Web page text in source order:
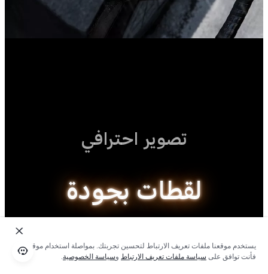
تصوير احترافي
لقطات بجودة
تصوير الإستوديو
يستخدم موقعنا ملفات تعريف الارتباط لتحسين تجربتك. بمواصلة استخدام موقعنا؛
فأنت توافق على سياسة ملفات تعريف الارتباط وسياسة الخصوصية.